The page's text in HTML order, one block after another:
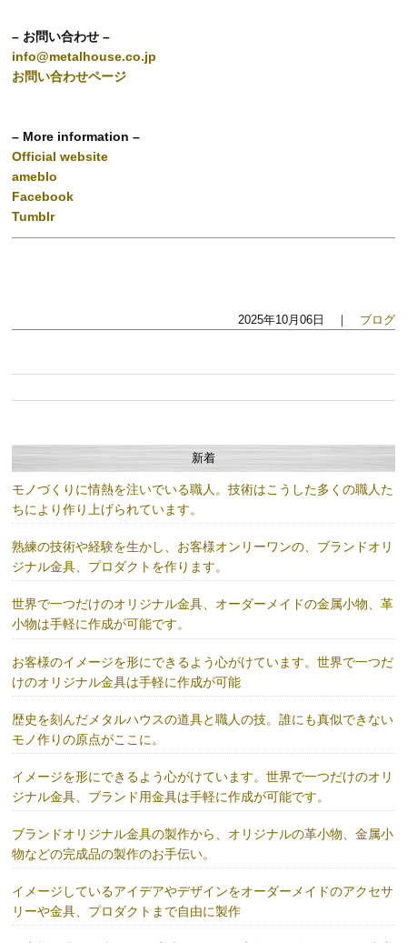
– お問い合わせ –
info@metalhouse.co.jp
お問い合わせページ
– More information –
Official website
ameblo
Facebook
Tumblr
2025年10月06日 ｜ ブログ
新着
モノづくりに情熱を注いでいる職人。技術はこうした多くの職人た
ちにより作り上げられています。
熟練の技術や経験を生かし、お客様オンリーワンの、ブランドオリ
ジナル金具、プロダクトを作ります。
世界で一つだけのオリジナル金具、オーダーメイドの金属小物、革
小物は手軽に作成が可能です。
お客様のイメージを形にできるよう心がけています。世界で一つだ
けのオリジナル金具は手軽に作成が可能
歴史を刻んだメタルハウスの道具と職人の技。誰にも真似できない
モノ作りの原点がここに。
イメージを形にできるよう心がけています。世界で一つだけのオリ
ジナル金具、ブランド用金具は手軽に作成が可能です。
ブランドオリジナル金具の製作から、オリジナルの革小物、金属小
物などの完成品の製作のお手伝い。
イメージしているアイデアやデザインをオーダーメイドのアクセサ
リーや金具、プロダクトまで自由に製作